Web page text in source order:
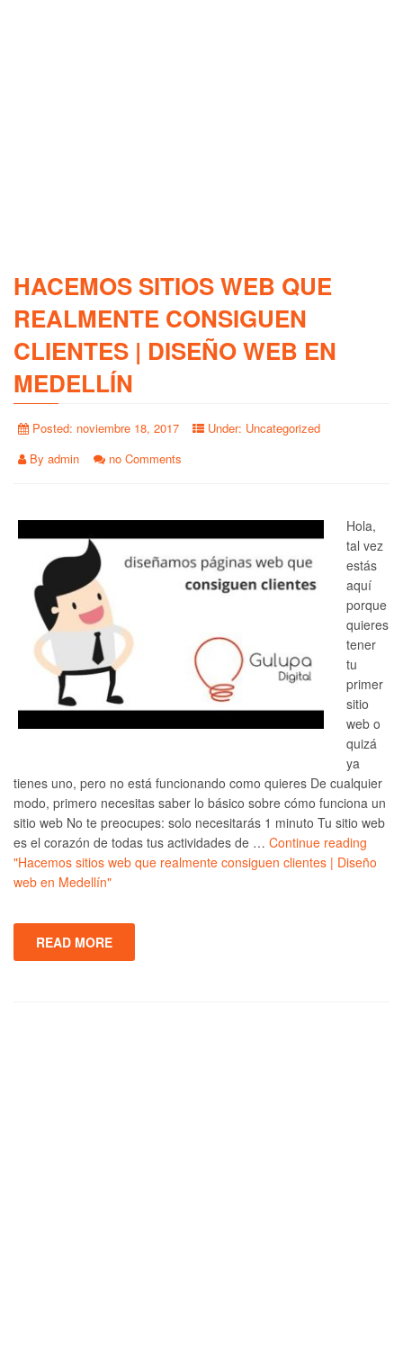
HACEMOS SITIOS WEB QUE
REALMENTE CONSIGUEN
CLIENTES | DISEÑO WEB EN
MEDELLÍN
Posted: noviembre 18, 2017 Under: Uncategorized
By admin no Comments
Hola,
tal vez
estás
aquí
porque
quieres
tener
tu
primer
sitio
web o
quizá
ya
tienes uno, pero no está funcionando como quieres De cualquier
modo, primero necesitas saber lo básico sobre cómo funciona un
sitio web No te preocupes: solo necesitarás 1 minuto Tu sitio web
es el corazón de todas tus actividades de … Continue reading
"Hacemos sitios web que realmente consiguen clientes | Diseño
web en Medellín"
READ MORE